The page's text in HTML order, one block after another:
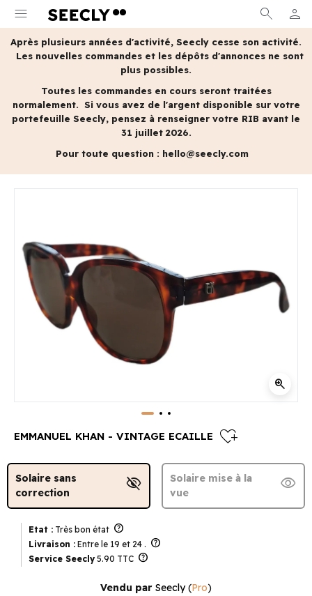
menu search person
MON
Après plusieurs années d'activité, Seecly cesse son activité.
Les nouvelles commandes et les dépôts d'annonces ne sont
plus possibles.
Toutes les commandes en cours seront traitées
normalement. Si vous avez de l'argent disponible sur votre
portefeuille Seecly, pensez à renseigner votre RIB avant le
31 juillet 2026.
Pour toute question : hello@seecly.com
zoom_in
EMMANUEL KHAN - VINTAGE ECAILLE heart_plus
Solaire sans
correction
visibility_off
Solaire mise à la
vue
visibility
Etat : Très bon état help
Livraison : Entre le 19 et 24 . help
Service Seecly 5.90 TTC help
Vendu par Seecly(Pro)